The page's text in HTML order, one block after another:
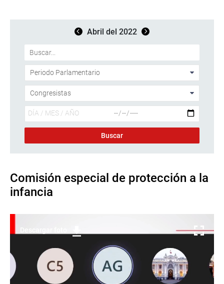
Abril del 2022
Comisión especial de protección a la
infancia